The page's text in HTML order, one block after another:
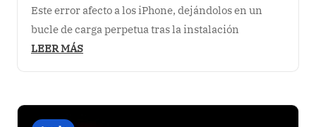
Este error afecto a los iPhone, dejándolos en un
bucle de carga perpetua tras la instalación
LEER MÁS